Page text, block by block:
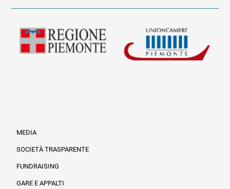
MEDIA
SOCIETÀ TRASPARENTE
FUNDRAISING
GARE E APPALTI